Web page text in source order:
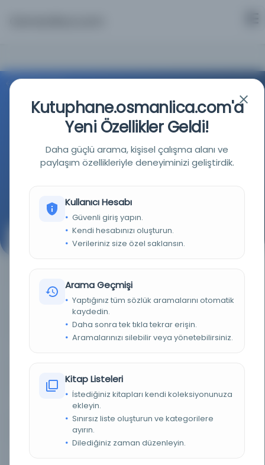
Aramaya Dön
İstanbul Büyükşehir Belediyesi Kütüphaneleri
Kaynağa git
[İnşa Lügati]
Kitap
Arapça
Evet
İstanbul Büyükşehir Belediyesi Kütüphaneleri
DEMIRBAŞ NUMARASI
Kutuphane.osmanlica.com'a
Yeni Özellikler Geldi!
Daha güçlü arama, kişisel çalışma alanı ve
paylaşım özellikleriyle deneyiminizi geliştirdik.
Kullanıcı Hesabı
Güvenli giriş yapın.
Kendi hesabınızı oluşturun.
Verileriniz size özel saklansın.
Arama Geçmişi
Yaptığınız tüm sözlük aramalarını otomatik
kaydedin.
Daha sonra tek tıkla tekrar erişin.
Aramalarınızı silebilir veya yönetebilirsiniz.
Kitap Listeleri
İstediğiniz kitapları kendi koleksiyonunuza
ekleyin.
Sınırsız liste oluşturun ve kategorilere
ayırın.
Dilediğiniz zaman düzenleyin.